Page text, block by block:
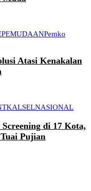
Pemko
Atasi Kenakalan
KALSELNASIONAL
di 17 Kota,
Pujian